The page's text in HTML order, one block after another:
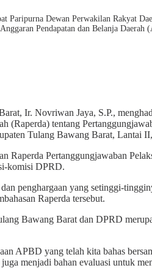
Dewan Perwakilan Rakyat
Pendapatan dan Belanja Daerah
Ir. Novriwan Jaya, S.P.,
(Raperda) tentang
Tulang Bawang Barat, Lantai
Raperda Pertanggungjawaban
komisi DPRD.
penghargaan yang setinggi-
Raperda tersebut.
Bawang Barat dan DPRD
APBD yang telah kita bahas
menjadi bahan evaluasi untuk